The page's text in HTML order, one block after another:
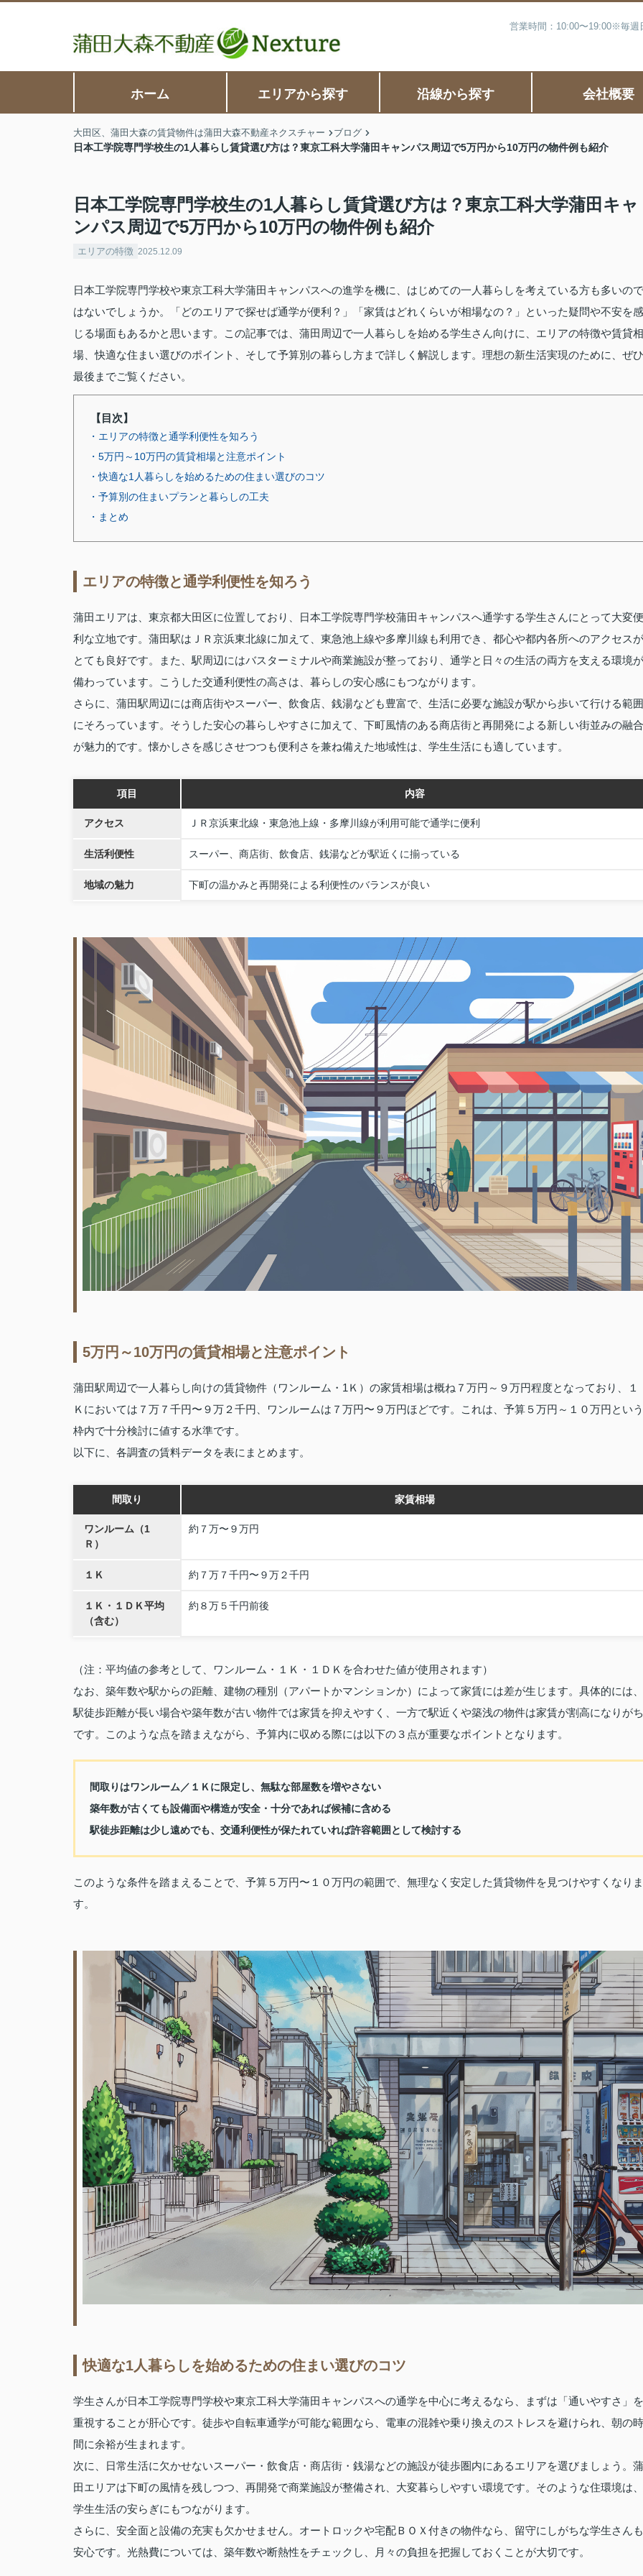
営業時間：10:00〜19:00※毎
ホーム エリアから探す 沿線から探す 会社概要
大田区、蒲田大森の賃貸物件は蒲田大森不動産ネクスチャー ブログ
日本工学院専門学校生の1人暮らし賃貸選び方は？東京工科大学蒲田キャンパス周辺で5万円から10万円の物件例も紹介
日本工学院専門学校生の1人暮らし賃貸選び方は？東京工科大学蒲田キャ
ンパス周辺で5万円から10万円の物件例も紹介
エリアの特徴 2025.12.09
日本工学院専門学校や東京工科大学蒲田キャンパスへの進学を機に、はじめての一人暮らしを考えている方も多いので
はないでしょうか。「どのエリアで探せば通学が便利？」「家賃はどれくらいが相場なの？」といった疑問や不安を感
じる場面もあるかと思います。この記事では、蒲田周辺で一人暮らしを始める学生さん向けに、エリアの特徴や賃貸相
場、快適な住まい選びのポイント、そして予算別の暮らし方まで詳しく解説します。理想の新生活実現のために、ぜひ
最後までご覧ください。
【目次】
・エリアの特徴と通学利便性を知ろう
・5万円～10万円の賃貸相場と注意ポイント
・快適な1人暮らしを始めるための住まい選びのコツ
・予算別の住まいプランと暮らしの工夫
・まとめ
エリアの特徴と通学利便性を知ろう
蒲田エリアは、東京都大田区に位置しており、日本工学院専門学校蒲田キャンパスへ通学する学生さんにとって大変便
利な立地です。蒲田駅はＪＲ京浜東北線に加えて、東急池上線や多摩川線も利用でき、都心や都内各所へのアクセスが
とても良好です。また、駅周辺にはバスターミナルや商業施設が整っており、通学と日々の生活の両方を支える環境が
備わっています。こうした交通利便性の高さは、暮らしの安心感にもつながります。
さらに、蒲田駅周辺には商店街やスーパー、飲食店、銭湯なども豊富で、生活に必要な施設が駅から歩いて行ける範囲
にそろっています。そうした安心の暮らしやすさに加えて、下町風情のある商店街と再開発による新しい街並みの融合
が魅力的です。懐かしさを感じさせつつも便利さを兼ね備えた地域性は、学生生活にも適しています。
項目 内容
アクセス ＪＲ京浜東北線・東急池上線・多摩川線が利用可能で通学に便利
生活利便性 スーパー、商店街、飲食店、銭湯などが駅近くに揃っている
地域の魅力 下町の温かみと再開発による利便性のバランスが良い
5万円～10万円の賃貸相場と注意ポイント
蒲田駅周辺で一人暮らし向けの賃貸物件（ワンルーム・1Ｋ）の家賃相場は概ね７万円～９万円程度となっており、１
Ｋにおいては７万７千円〜９万２千円、ワンルームは７万円〜９万円ほどです。これは、予算５万円～１０万円という
枠内で十分検討に値する水準です。
以下に、各調査の賃料データを表にまとめます。
間取り 家賃相場
ワンルーム（1
Ｒ）
約７万〜９万円
１Ｋ 約７万７千円〜９万２千円
１Ｋ・１ＤＫ平均
（含む）
約８万５千円前後
（注：平均値の参考として、ワンルーム・１Ｋ・１ＤＫを合わせた値が使用されます）
なお、築年数や駅からの距離、建物の種別（アパートかマンションか）によって家賃には差が生じます。具体的には、
駅徒歩距離が長い場合や築年数が古い物件では家賃を抑えやすく、一方で駅近くや築浅の物件は家賃が割高になりがち
です。このような点を踏まえながら、予算内に収める際には以下の３点が重要なポイントとなります。
間取りはワンルーム／１Ｋに限定し、無駄な部屋数を増やさない
築年数が古くても設備面や構造が安全・十分であれば候補に含める
駅徒歩距離は少し遠めでも、交通利便性が保たれていれば許容範囲として検討する
このような条件を踏まえることで、予算５万円〜１０万円の範囲で、無理なく安定した賃貸物件を見つけやすくなりま
す。
快適な1人暮らしを始めるための住まい選びのコツ
学生さんが日本工学院専門学校や東京工科大学蒲田キャンパスへの通学を中心に考えるなら、まずは「通いやすさ」を
重視することが肝心です。徒歩や自転車通学が可能な範囲なら、電車の混雑や乗り換えのストレスを避けられ、朝の時
間に余裕が生まれます。
次に、日常生活に欠かせないスーパー・飲食店・商店街・銭湯などの施設が徒歩圏内にあるエリアを選びましょう。蒲
田エリアは下町の風情を残しつつ、再開発で商業施設が整備され、大変暮らしやすい環境です。そのような住環境は、
学生生活の安らぎにもつながります。
さらに、安全面と設備の充実も欠かせません。オートロックや宅配ＢＯＸ付きの物件なら、留守にしがちな学生さんも
安心です。光熱費については、築年数や断熱性をチェックし、月々の負担を把握しておくことが大切です。